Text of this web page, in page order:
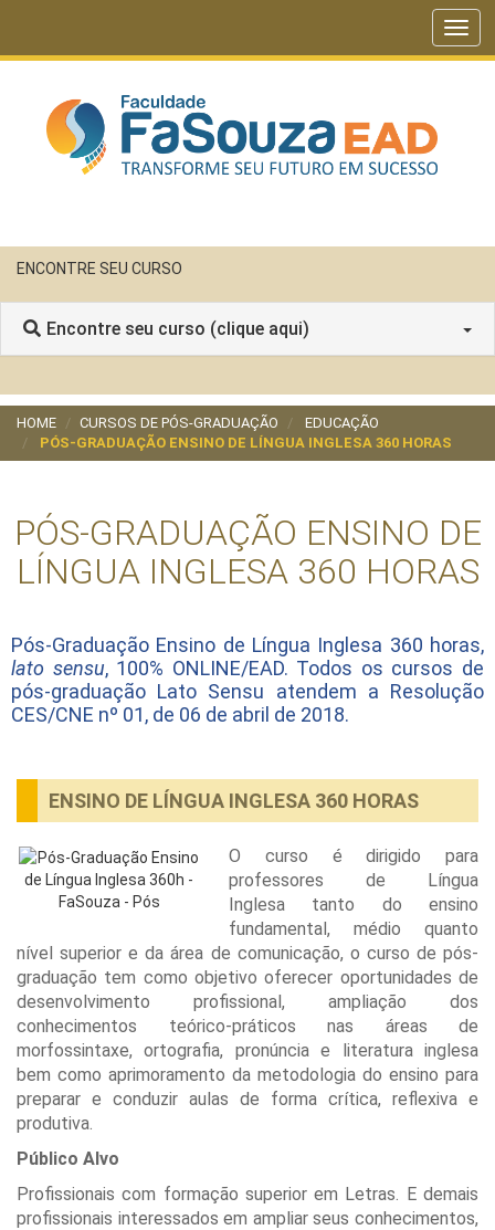
ENCONTRE SEU CURSO
Encontre seu curso (clique aqui)
HOME CURSOS DE PÓS-GRADUAÇÃO
EDUCAÇÃO
PÓS-GRADUAÇÃO ENSINO DE LÍNGUA INGLESA 360 HORAS
PÓS-GRADUAÇÃO ENSINO DE
LÍNGUA INGLESA 360 HORAS
Pós-Graduação Ensino de Língua Inglesa 360 horas,
lato sensu, 100% ONLINE/EAD. Todos os cursos de
pós-graduação Lato Sensu atendem a Resolução
CES/CNE nº 01, de 06 de abril de 2018.
ENSINO DE LÍNGUA INGLESA 360 HORAS
O curso é dirigido para
professores de Língua
Inglesa tanto do ensino
fundamental, médio quanto
nível superior e da área de comunicação, o curso de pós-
graduação tem como objetivo oferecer oportunidades de
desenvolvimento profissional, ampliação dos
conhecimentos teórico-práticos nas áreas de
morfossintaxe, ortografia, pronúncia e literatura inglesa
bem como aprimoramento da metodologia do ensino para
preparar e conduzir aulas de forma crítica, reflexiva e
produtiva.
Público Alvo
Profissionais com formação superior em Letras. E demais
profissionais interessados em ampliar seus conhecimentos,